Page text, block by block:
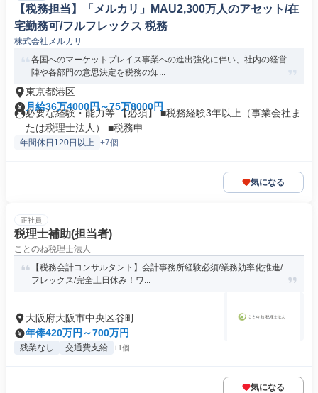
【税務担当】「メルカリ」MAU2,300万人のアセット/在
宅勤務可/フルフレックス 税務
株式会社メルカリ
各国へのマーケットプレイス事業への進出強化に伴い、社内の経営
陣や各部門の意思決定を税務の知...
東京都港区
月給36万4000円～75万8000円
必要な経験・能力等 【必須】 ■税務経験3年以上（事業会社ま
たは税理士法人） ■税務申...
年間休日120日以上 +7個
気になる
正社員
税理士補助(担当者)
ことのね税理士法人
【税務会計コンサルタント】会計事務所経験必須/業務効率化推進/
フレックス/完全土日休み！ワ...
大阪府大阪市中央区谷町
年俸420万円～700万円
残業なし 交通費支給 +1個
気になる